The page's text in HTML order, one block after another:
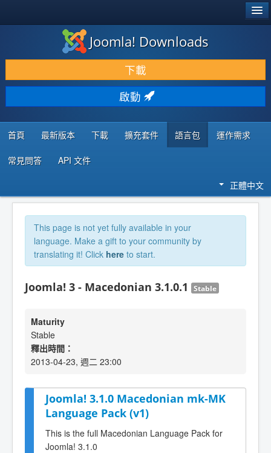
下載 & 擴充
發現 & 學習
社群 & 支援
程式者資源
Joomla! Downloads
下載
啟動
首頁 最新版本 下載 擴充套件 語言包 運作需求
常見問答 API 文件
正體中文
This page is not yet fully available in your
language. Make a gift to your community by
translating it! Click here to start.
Joomla! 3 - Macedonian 3.1.0.1 Stable
Maturity
Stable
釋出時間：
2013-04-23, 週二 23:00
Joomla! 3.1.0 Macedonian mk-MK
Language Pack (v1)
This is the full Macedonian Language Pack for
Joomla! 3.1.0